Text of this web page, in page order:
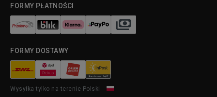
FORMY PŁATNOŚCI
FORMY DOSTAWY
Wysyłka tylko na terenie Polski